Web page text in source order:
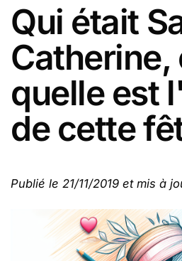
Qui était
Catherine,
quelle est
de cette
Publié le 21/11/2019 et mis à